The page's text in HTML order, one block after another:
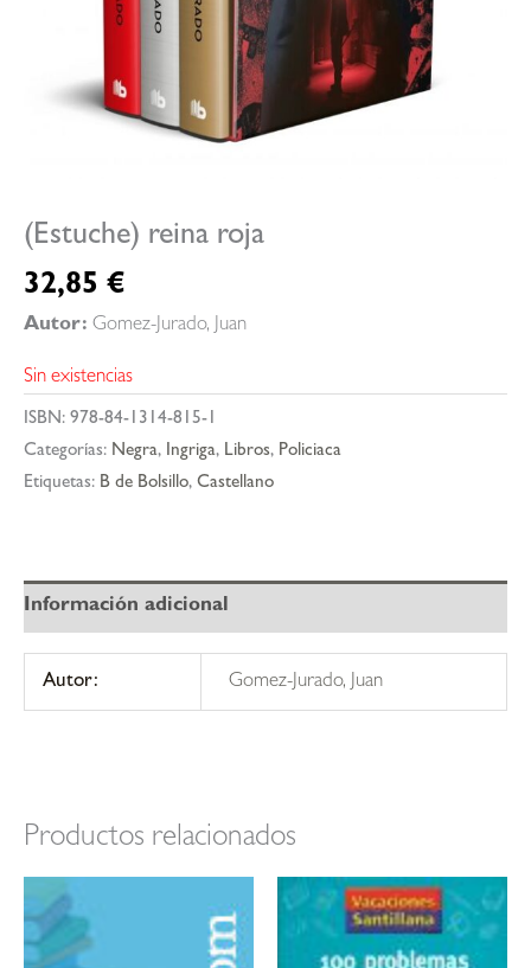
(Estuche) reina roja
32,85 €
Autor: Gomez-Jurado, Juan
Sin existencias
ISBN: 978-84-1314-815-1
Categorías: Negra, Ingriga, Libros, Policiaca
Etiquetas: B de Bolsillo, Castellano
Información adicional
Autor: Gomez-Jurado, Juan
Productos relacionados